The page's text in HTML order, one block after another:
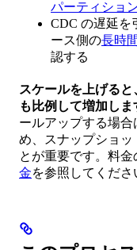
パーティショ
CDC の遅延を
ース側の長時
認する
スケールを上げると
も比例して増加しま
ールアップする場
め、スナップショッ
とが重要です。料金
金を参照してくださ